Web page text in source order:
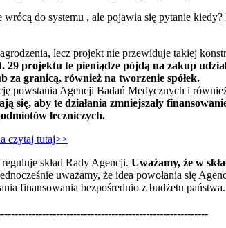
do systemu , ale pojawia się pytanie
lecz projekt nie przewiduje takiej
29 projektu te pieniądze pójdą na zakup
za granicą, również na tworzenie spółek.
powstania Agencji Badań Medycznych i
się, aby te działania zmniejszały
leczniczych.
czytaj tutaj>>
skład Rady Agencji. Uważamy, że w
uważamy, że idea powołania się
finansowania bezpośrednio z budżetu państwa.